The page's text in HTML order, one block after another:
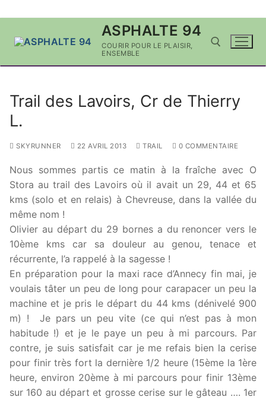
ASPHALTE 94
COURIR POUR LE PLAISIR,
ENSEMBLE
Trail des Lavoirs, Cr de Thierry
L.
SKYRUNNER 22 AVRIL 2013 TRAIL 0 COMMENTAIRE
Nous sommes partis ce matin à la fraîche avec O
Stora au trail des Lavoirs où il avait un 29, 44 et 65
kms (solo et en relais) à Chevreuse, dans la vallée du
même nom !
Olivier au départ du 29 bornes a du renoncer vers le
10ème kms car sa douleur au genou, tenace et
récurrente, l’a rappelé à la sagesse !
En préparation pour la maxi race d’Annecy fin mai, je
voulais tâter un peu de long pour carapacer un peu la
machine et je pris le départ du 44 kms (dénivelé 900
m) ! Je pars un peu vite (ce qui n’est pas à mon
habitude !) et je le paye un peu à mi parcours. Par
contre, je suis satisfait car je me refais bien la cerise
pour finir très fort la dernière 1/2 heure (15ème la 1ère
heure, environ 20ème à mi parcours pour finir 13ème
sur 160 au départ et grosse cerise sur le gâteau …. 1er